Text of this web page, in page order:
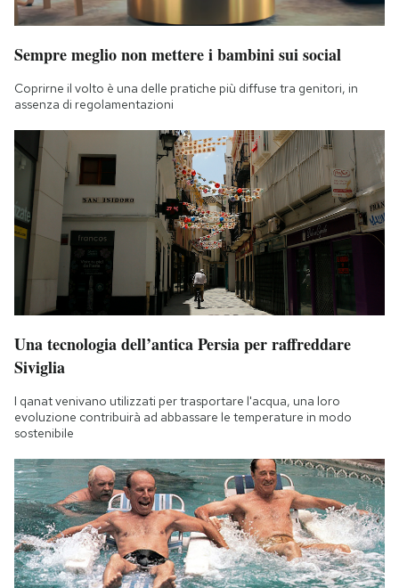
Sempre meglio non mettere i bambini sui social
Coprirne il volto è una delle pratiche più diffuse tra genitori, in
assenza di regolamentazioni
Una tecnologia dell’antica Persia per raffreddare
Siviglia
I qanat venivano utilizzati per trasportare l'acqua, una loro
evoluzione contribuirà ad abbassare le temperature in modo
sostenibile